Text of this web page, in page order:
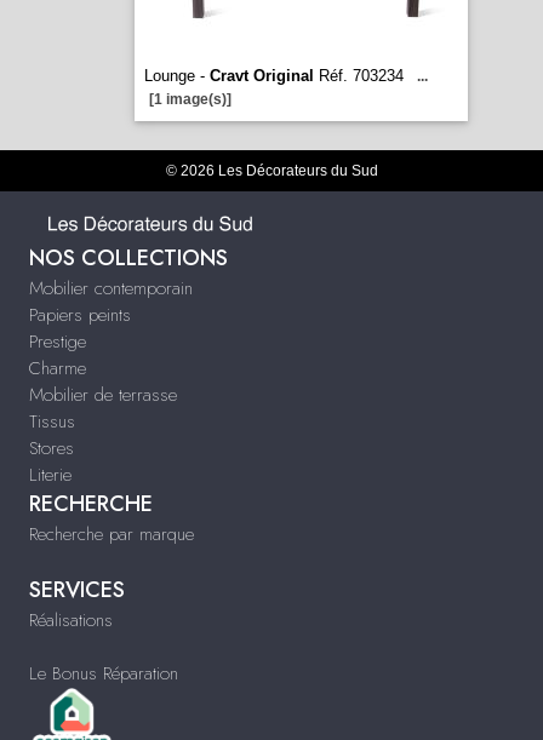
Lounge - Cravt Original Réf. 703234
...
[1 image(s)]
© 2026 Les Décorateurs du Sud
NOS COLLECTIONS
Mobilier contemporain
Papiers peints
Prestige
Charme
Mobilier de terrasse
Tissus
Stores
Literie
RECHERCHE
Recherche par marque
SERVICES
Réalisations
Le Bonus Réparation